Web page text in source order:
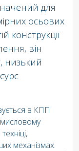
для
осьових
конструкції
він
низький
в КПП
механізмах.